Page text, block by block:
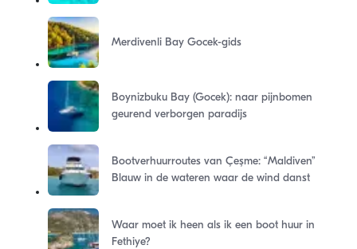
Merdivenli Bay Gocek-gids
Boynizbuku Bay (Gocek): naar pijnbomen
geurend verborgen paradijs
Bootverhuurroutes van Çeşme: “Maldiven”
Blauw in de wateren waar de wind danst
Waar moet ik heen als ik een boot huur in
Fethiye?